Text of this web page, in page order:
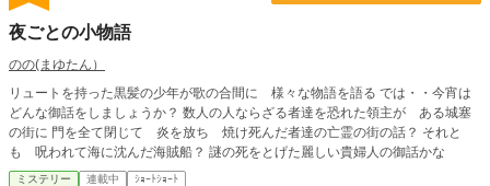
夜ごとの小物語
のの(まゆたん）
リュートを持った黒髪の少年が歌の合間に 様々な物語を語る では・・今宵は
どんな御話をしましょうか？ 数人の人ならざる者達を恐れた領主が ある城塞
の街に 門を全て閉じて 炎を放ち 焼け死んだ者達の亡霊の街の話？ それと
も 呪われて海に沈んだ海賊船？ 謎の死をとげた麗しい貴婦人の御話かな
ミステリー 連載中 ｼｮｰﾄｼｮｰﾄ